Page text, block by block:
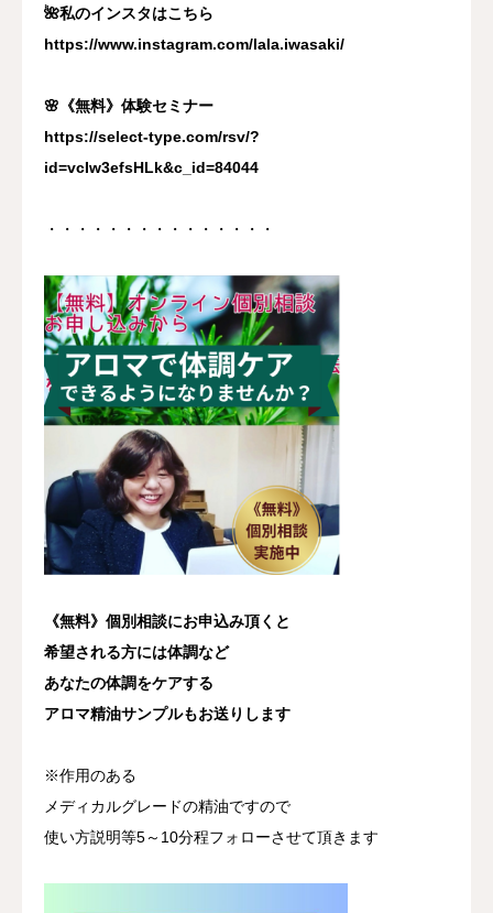
🌺私のインスタはこちら
https://www.instagram.com/lala.iwasaki/
🌸《無料》体験セミナー
https://select-type.com/rsv/?
id=vcIw3efsHLk&c_id=84044
・・・・・・・・・・・・・・・
《無料》個別相談にお申込み頂くと
希望される方には体調など
あなたの体調をケアする
アロマ精油サンプルもお送りします
※作用のある
メディカルグレードの精油ですので
使い方説明等5～10分程フォローさせて頂きます